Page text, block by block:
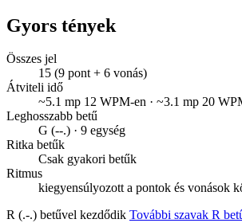
Gyors tények
Összes jel
15 (9 pont + 6 vonás)
Átviteli idő
~5.1 mp 12 WPM-en · ~3.1 mp 20
Leghosszabb betű
G (--.) · 9 egység
Ritka betűk
Csak gyakori betűk
Ritmus
kiegyensúlyozott a pontok és vonások
R (.-.) betűvel kezdődik További szavak R